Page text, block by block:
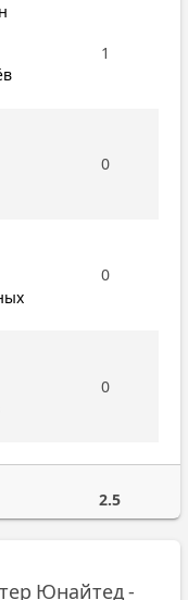
1
0
0
0
2.5
Юнайтед -